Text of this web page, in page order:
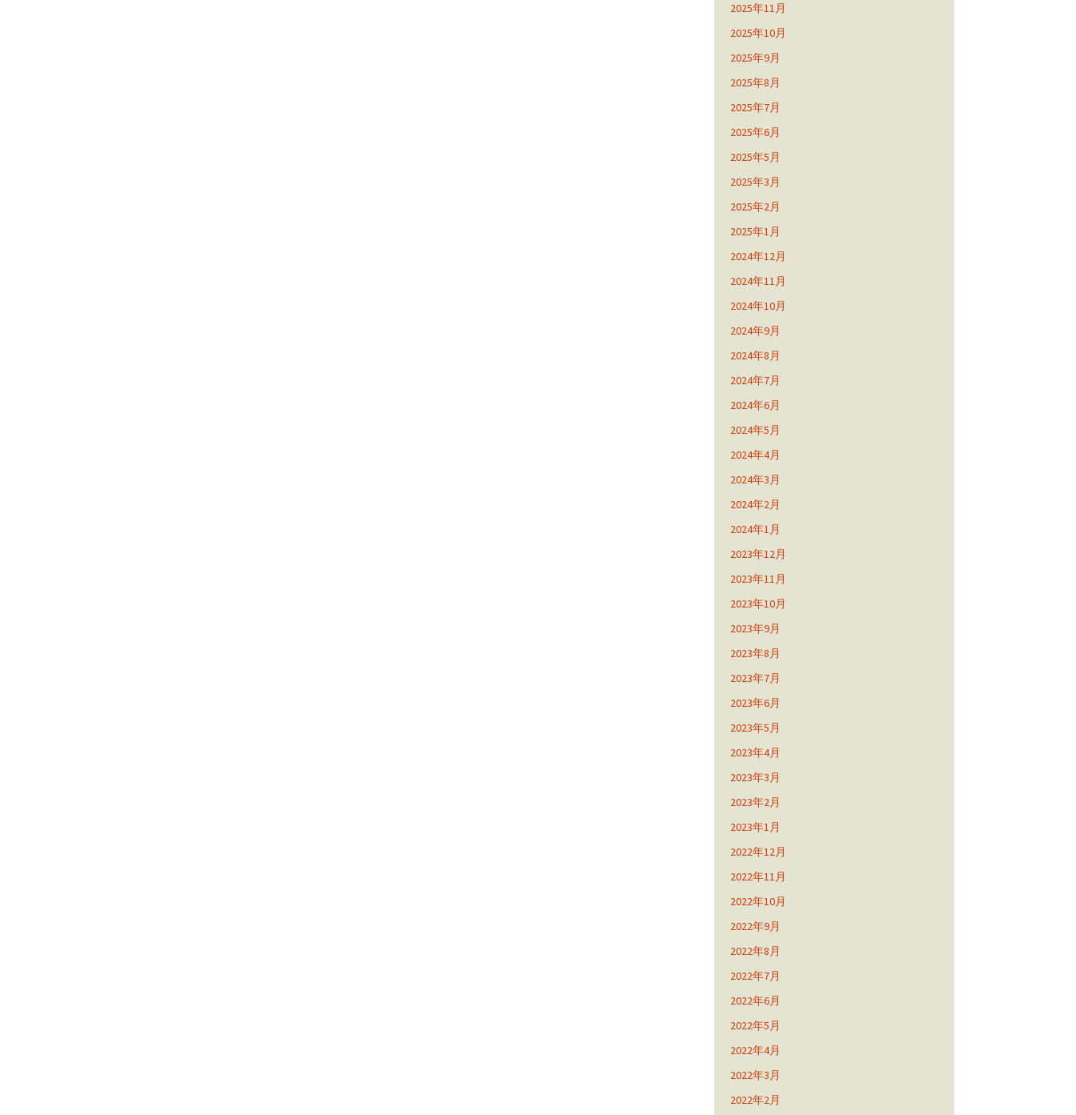
2025年11月
2025年10月
2025年9月
2025年8月
2025年7月
2025年6月
2025年5月
2025年3月
2025年2月
2025年1月
2024年12月
2024年11月
2024年10月
2024年9月
2024年8月
2024年7月
2024年6月
2024年5月
2024年4月
2024年3月
2024年2月
2024年1月
2023年12月
2023年11月
2023年10月
2023年9月
2023年8月
2023年7月
2023年6月
2023年5月
2023年4月
2023年3月
2023年2月
2023年1月
2022年12月
2022年11月
2022年10月
2022年9月
2022年8月
2022年7月
2022年6月
2022年5月
2022年4月
2022年3月
2022年2月